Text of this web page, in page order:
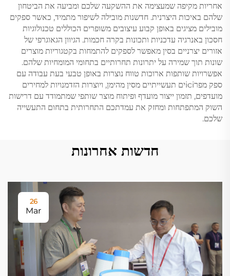
אחריות מקיפה שמעצימה את ההשקעה שלכם ומביעה את הביטחון
שלהם באיכות היצרנית. חדשנות מובילה לשיפור מתמיד, כאשר ספקים
מובילים מציגים באופן קבוע עיצובים משופרים הכוללים טכנולוגיות
חסכון באנרגיה עדכניות ותכונות בקרה חכמות. הגיוון הגאוגרפי של
אזורים יצרניים בסין מאפשר לספקים להתמחות בקטגוריות מוצרים
שונות תוך שמירה על יתרונות תחרותיים בתחומי המומחיות שלהם.
אפשרויות שותפות ארוכות טווח נוצרות באופן טבעי בעת עבודה עם
ספק מפרiciים תעשייתיים מסין מהימן, ויוצרות הזדמנויות למחירים
מועדפים, תזמון ייצור מועדף ופיתוח מוצר שותפי שמתמודד עם דרישות
השוק המתפתחות ומחזק את עמדתכם התחרותית בתחום התעשייה
שלכם.
חדשות אחרונות
26
Mar